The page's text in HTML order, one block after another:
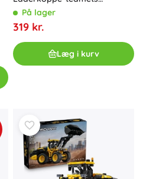
skjulested
På lager
319 kr.
Læg i kurv